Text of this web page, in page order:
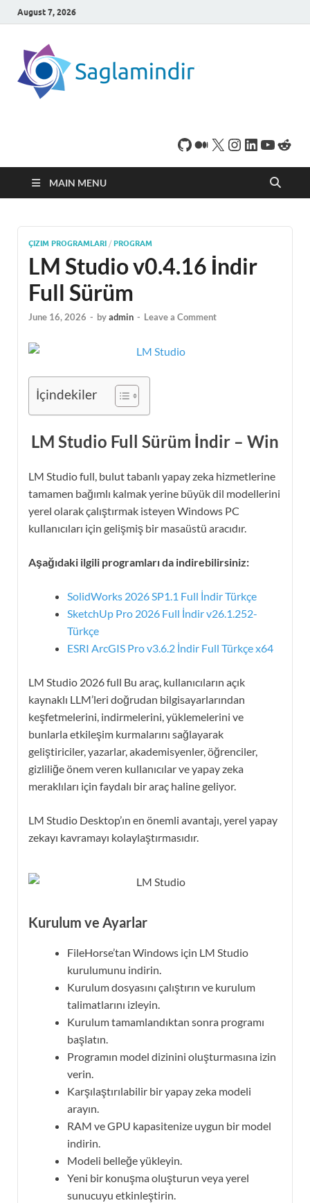
August 7, 2026
indirebileceğiniz sade
bir indirme sitesidir.
MAIN MENU
ÇIZIM PROGRAMLARI / PROGRAM
LM Studio v0.4.16 İndir
Full Sürüm
June 16, 2026 - byadmin - Leave a Comment
İçindekiler
LM Studio Full Sürüm İndir – Win
LM Studio full, bulut tabanlı yapay zeka hizmetlerine
tamamen bağımlı kalmak yerine büyük dil modellerini
yerel olarak çalıştırmak isteyen Windows PC
kullanıcıları için gelişmiş bir masaüstü aracıdır.
Aşağıdaki ilgili programları da indirebilirsiniz:
SolidWorks 2026 SP1.1 Full İndir Türkçe
SketchUp Pro 2026 Full İndir v26.1.252-
Türkçe
ESRI ArcGIS Pro v3.6.2 İndir Full Türkçe x64
LM Studio 2026 full Bu araç, kullanıcıların açık
kaynaklı LLM’leri doğrudan bilgisayarlarından
keşfetmelerini, indirmelerini, yüklemelerini ve
bunlarla etkileşim kurmalarını sağlayarak
geliştiriciler, yazarlar, akademisyenler, öğrenciler,
gizliliğe önem veren kullanıcılar ve yapay zeka
meraklıları için faydalı bir araç haline geliyor.
LM Studio Desktop’ın en önemli avantajı, yerel yapay
zekayı kavramayı kolaylaştırmasıdır.
Kurulum ve Ayarlar
FileHorse’tan Windows için LM Studio
kurulumunu indirin.
Kurulum dosyasını çalıştırın ve kurulum
talimatlarını izleyin.
Kurulum tamamlandıktan sonra programı
başlatın.
Programın model dizinini oluşturmasına izin
verin.
Karşılaştırılabilir bir yapay zeka modeli
arayın.
RAM ve GPU kapasitenize uygun bir model
indirin.
Modeli belleğe yükleyin.
Yeni bir konuşma oluşturun veya yerel
sunucuyu etkinleştirin.